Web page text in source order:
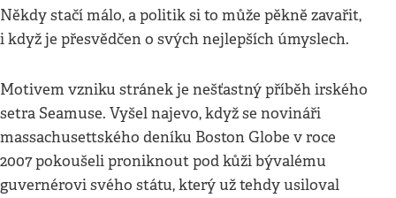
Někdy stačí málo, a politik si to může pěkně zavařit,
i když je přesvědčen o svých nejlepších úmyslech.
Motivem vzniku stránek je nešťastný příběh irského
setra Seamuse. Vyšel najevo, když se novináři
massachusettského deníku Boston Globe v roce
2007 pokoušeli proniknout pod kůži bývalému
guvernérovi svého státu, který už tehdy usiloval